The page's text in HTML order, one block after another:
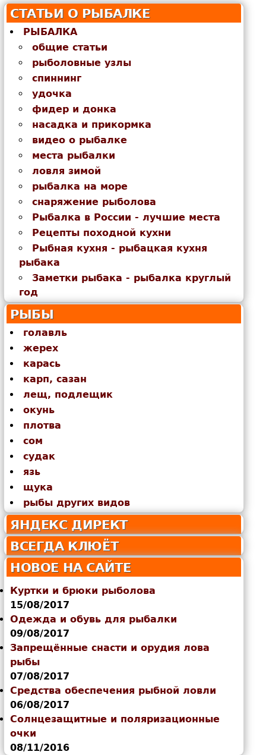
СТАТЬИ О РЫБАЛКЕ
РЫБАЛКА
общие статьи
рыболовные узлы
спиннинг
удочка
фидер и донка
насадка и прикормка
видео о рыбалке
места рыбалки
ловля зимой
рыбалка на море
снаряжение рыболова
Рыбалка в России - лучшие места
Рецепты походной кухни
Рыбная кухня - рыбацкая кухня
рыбака
Заметки рыбака - рыбалка круглый
год
РЫБЫ
голавль
жерех
карась
карп, сазан
лещ, подлещик
окунь
плотва
сом
судак
язь
щука
рыбы других видов
ЯНДЕКС ДИРЕКТ
ВСЕГДА КЛЮЁТ
НОВОЕ НА САЙТЕ
Куртки и брюки рыболова
15/08/2017
Одежда и обувь для рыбалки
09/08/2017
Запрещённые снасти и орудия лова
рыбы
07/08/2017
Средства обеспечения рыбной ловли
06/08/2017
Солнцезащитные и поляризационные
очки
08/11/2016